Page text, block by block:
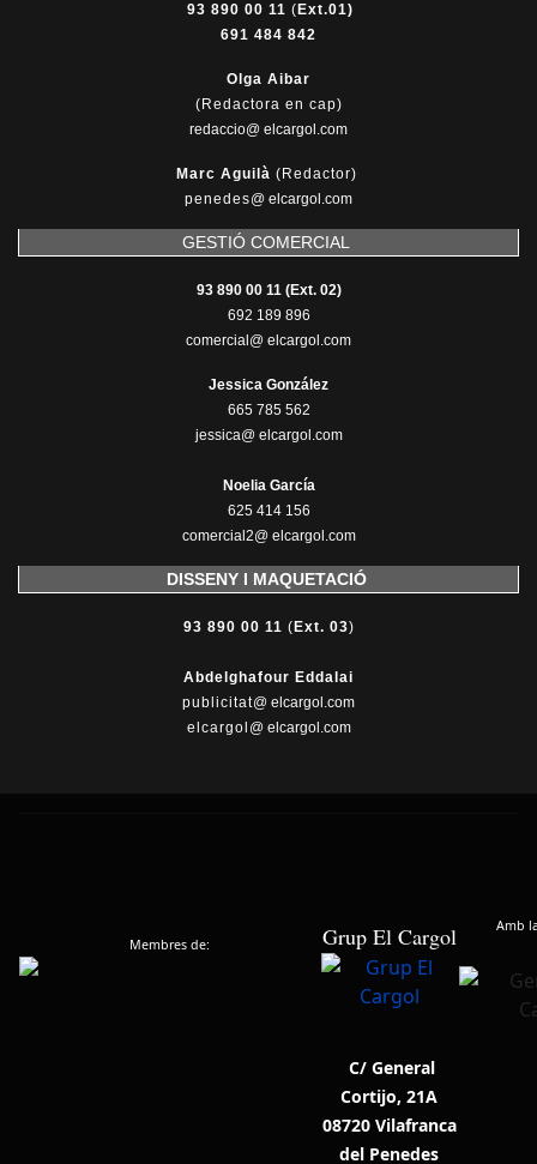
93 890 00 11 ( Ext.01)
691 484 842
Olga Aibar
(Redactora en cap)
redaccio@ elcargol.com
Marc Aguilà (Redactor)
penedes@ elcargol.com
GESTIÓ COMERCIAL
93 890 00 11 (Ext. 02)
692 189 896
comercial@ elcargol.com
Jessica González
665 785 562
jessica@ elcargol.com
Noelia García
625 414 156
comercial2@ elcargol.com
DISSENY I MAQUETACIÓ
93 890 00 11 ( Ext. 03)
Abdelghafour Eddalai
publicitat@ elcargol.com
elcargol @ elcargol.com
Membres de: Grup El Cargol Amb
C/ General
Cortijo, 21A
08720 Vilafranca
del Penedes